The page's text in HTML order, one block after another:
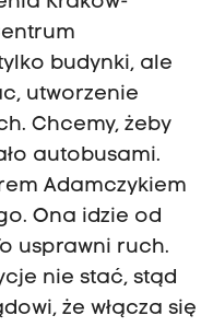
budynki, ale
utworzenie
Chcemy, żeby
autobusami.
Adamczykiem
Ona idzie od
usprawni ruch.
nie stać, stąd
że włącza się